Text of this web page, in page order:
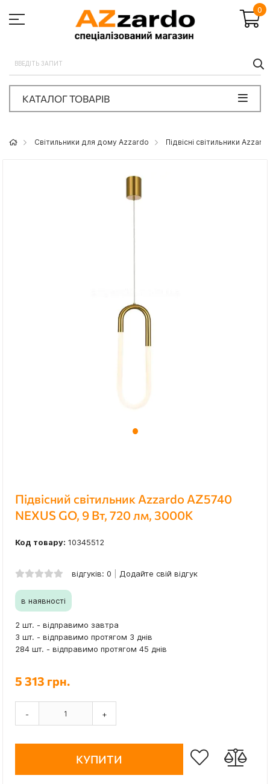
0
КАТАЛОГ ТОВАРІВ
Світильники для дому Azzardo Підвісні світильники
Підвісний світильник Azzardo AZ5740
NEXUS GO, 9 Вт, 720 лм, 3000К
Код товару: 10345512
відгуків: 0 Додайте свій відгук
в наявності
2 шт. - відправимо завтра
3 шт. - відправимо протягом 3 днів
284 шт. - відправимо протягом 45 днів
5 313 грн.
- +
КУПИТИ